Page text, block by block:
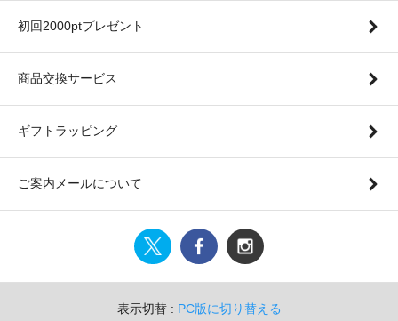
初回2000ptプレゼント
商品交換サービス
ギフトラッピング
ご案内メールについて
表示切替 : PC版に切り替える